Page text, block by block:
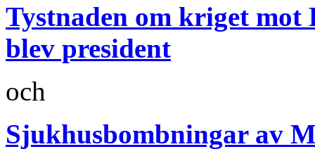
Tystnaden om kriget mot
blev president
och
Sjukhusbombningar av